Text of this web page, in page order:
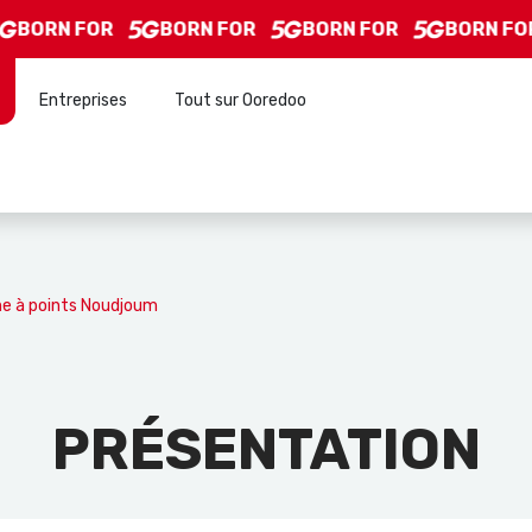
FOR BORN FOR BORN FOR BORN FOR
Entreprises Tout sur Ooredoo
à points Noudjoum
PRÉSENTATION